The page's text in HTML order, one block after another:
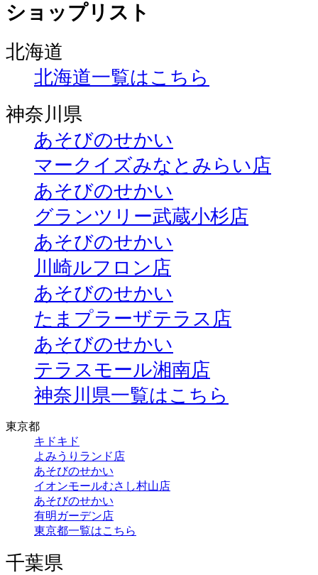
ショップリスト
北海道
北海道一覧はこちら
神奈川県
あそびのせかい
マークイズみなとみらい店
あそびのせかい
グランツリー武蔵小杉店
あそびのせかい
川崎ルフロン店
あそびのせかい
たまプラーザテラス店
あそびのせかい
テラスモール湘南店
神奈川県一覧はこちら
東京都
キドキド
よみうりランド店
あそびのせかい
イオンモールむさし村山店
あそびのせかい
有明ガーデン店
東京都一覧はこちら
千葉県